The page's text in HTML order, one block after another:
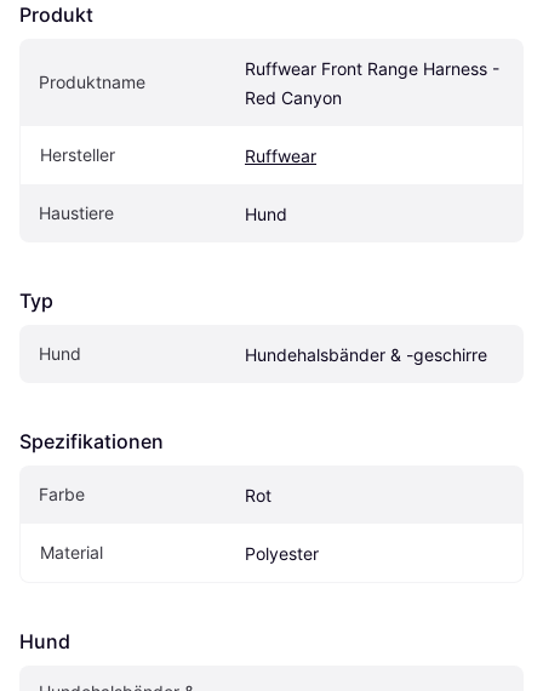
Produkt
Produktname
Ruffwear Front Range Harness -
Red Canyon
Hersteller Ruffwear
Haustiere Hund
Typ
Hund Hundehalsbänder & -geschirre
Spezifikationen
Farbe Rot
Material Polyester
Hund